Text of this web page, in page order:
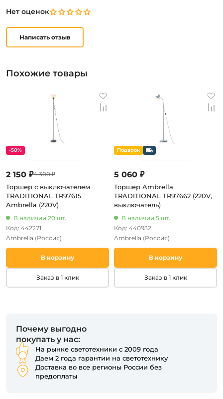
Нет оценок
Написать отзыв
Похожие товары
2 150 ₽4 300 ₽
-50%
Торшер с выключателем
TRADITIONAL TR97615
Ambrella (220V)
В наличии 20 шт.
Код: 442271
Ambrella (Россия)
В корзину
Заказ в 1 клик
5 060 ₽
Торшер Ambrella
TRADITIONAL TR97662 (220V,
выключатель)
В наличии 5 шт.
Код: 440932
Ambrella (Россия)
В корзину
Заказ в 1 клик
Почему выгодно
покупать у нас:
На рынке светотехники с 2009 года
Даем 2 года гарантии на светотехнику
Доставка во все регионы России без
предоплаты